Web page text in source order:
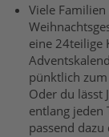
Viele
eine 24teilige
pünktlich
Oder du lässt
entlang jeden
passend